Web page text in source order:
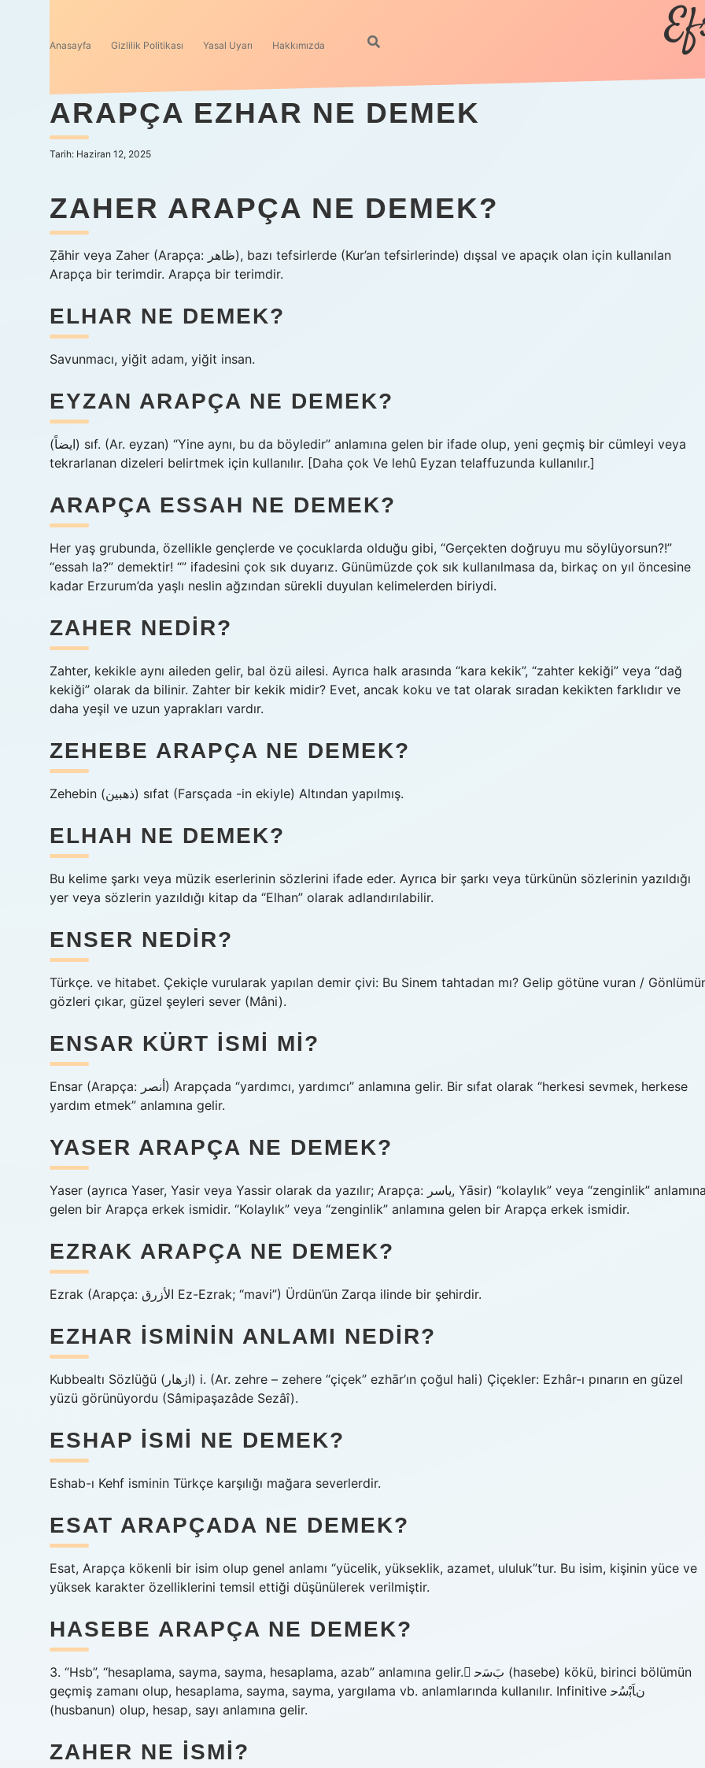
Anasayfa Gizlilik Politikası Yasal Uyarı Hakkımızda
ARAPÇA EZHAR NE DEMEK
Tarih: Haziran 12, 2025
ZAHER ARAPÇA NE DEMEK?
Ẓāhir veya Zaher (Arapça: ظاهر‎), bazı tefsirlerde (Kur’an tefsirlerinde) dışsal ve apaçık olan için kullanılan
Arapça bir terimdir. Arapça bir terimdir.
ELHAR NE DEMEK?
Savunmacı, yiğit adam, yiğit insan.
EYZAN ARAPÇA NE DEMEK?
(ﺍﻳﻀﺎً) sıf. (Ar. eyzan) “Yine aynı, bu da böyledir” anlamına gelen bir ifade olup, yeni geçmiş bir cümleyi veya
tekrarlanan dizeleri belirtmek için kullanılır. [Daha çok Ve lehû Eyzan telaffuzunda kullanılır.]
ARAPÇA ESSAH NE DEMEK?
Her yaş grubunda, özellikle gençlerde ve çocuklarda olduğu gibi, “Gerçekten doğruyu mu söylüyorsun?!”
“essah la?” demektir! “” ifadesini çok sık duyarız. Günümüzde çok sık kullanılmasa da, birkaç on yıl öncesine
kadar Erzurum’da yaşlı neslin ağzından sürekli duyulan kelimelerden biriydi.
ZAHER NEDIR?
Zahter, kekikle aynı aileden gelir, bal özü ailesi. Ayrıca halk arasında “kara kekik”, “zahter kekiği” veya “dağ
kekiği” olarak da bilinir. Zahter bir kekik midir? Evet, ancak koku ve tat olarak sıradan kekikten farklıdır ve
daha yeşil ve uzun yaprakları vardır.
ZEHEBE ARAPÇA NE DEMEK?
Zehebin (ﺫﻫﺒﻴﻦ) sıfat (Farsçada -іn ekiyle) Altından yapılmış.
ELHAH NE DEMEK?
Bu kelime şarkı veya müzik eserlerinin sözlerini ifade eder. Ayrıca bir şarkı veya türkünün sözlerinin yazıldığı
yer veya sözlerin yazıldığı kitap da “Elhan” olarak adlandırılabilir.
ENSER NEDIR?
Türkçe. ve hitabet. Çekiçle vurularak yapılan demir çivi: Bu Sinem tahtadan mı? Gelip götüne vuran /
gözleri çıkar, güzel şeyleri sever (Mâni).
ENSAR KÜRT ISMI MI?
Ensar (Arapça: ‌أنصر) Arapçada “yardımcı, yardımcı” anlamına gelir. Bir sıfat olarak “herkesi sevmek, herkese
yardım etmek” anlamına gelir.
YASER ARAPÇA NE DEMEK?
Yaser (ayrıca Yaser, Yasir veya Yassir olarak da yazılır; Arapça: ياسر‎, Yāsir) “kolaylık” veya “zenginlik” anlamına
gelen bir Arapça erkek ismidir. “Kolaylık” veya “zenginlik” anlamına gelen bir Arapça erkek ismidir.
EZRAK ARAPÇA NE DEMEK?
Ezrak (Arapça: الأزرق‎ Ez-Ezrak; “mavi”) Ürdün’ün Zarqa ilinde bir şehirdir.
EZHAR ISMININ ANLAMI NEDIR?
Kubbealtı Sözlüğü (ﺍﺯﻫﺎﺭ) i. (Ar. zehre – zehere “çiçek” ezhār’ın çoğul hali) Çiçekler: Ezhâr-ı pınarın en güzel
yüzü görünüyordu (Sâmipaşazâde Sezâî).
ESHAP ISMI NE DEMEK?
Eshab-ı Kehf isminin Türkçe karşılığı mağara severlerdir.
ESAT ARAPÇADA NE DEMEK?
Esat, Arapça kökenli bir isim olup genel anlamı “yücelik, yükseklik, azamet, ululuk”tur. Bu isim, kişinin yüce ve
yüksek karakter özelliklerini temsil ettiği düşünülerek verilmiştir.
HASEBE ARAPÇA NE DEMEK?
3. “Hsb”, “hesaplama, sayma, sayma, hesaplama, azab” anlamına gelir. َبَﺳَﺣ (hasebe) kökü, birinci bölümün
geçmiş zamanı olup, hesaplama, sayma, sayma, yargılama vb. anlamlarında kullanılır. Infinitive نﺎَﺑْﺳُﺣ
(husbanun) olup, hesap, sayı anlamına gelir.
ZAHER NE ISMI?